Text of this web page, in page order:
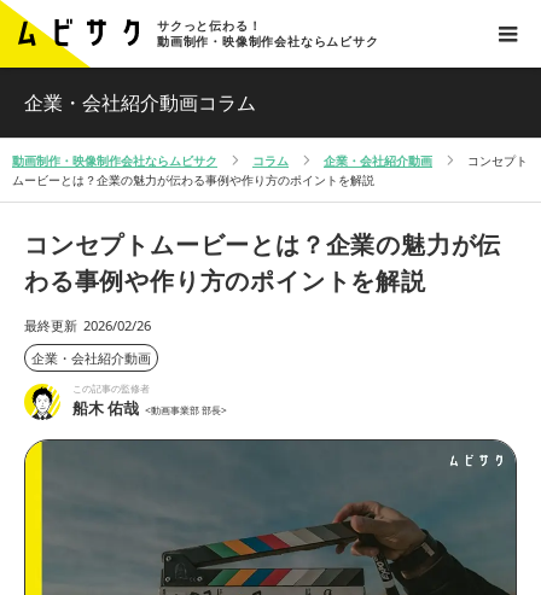
サクっと伝わる！
動画制作・映像制作会社ならムビサク
企業・会社紹介動画コラム
動画制作・映像制作会社ならムビサク コラム 企業・会社紹介動画
コンセプト
ムービーとは？企業の魅力が伝わる事例や作り方のポイントを解説
コンセプトムービーとは？企業の魅力が伝
わる事例や作り方のポイントを解説
最終更新 2026/02/26
企業・会社紹介動画
この記事の監修者
船木 佑哉 <動画事業部 部長>